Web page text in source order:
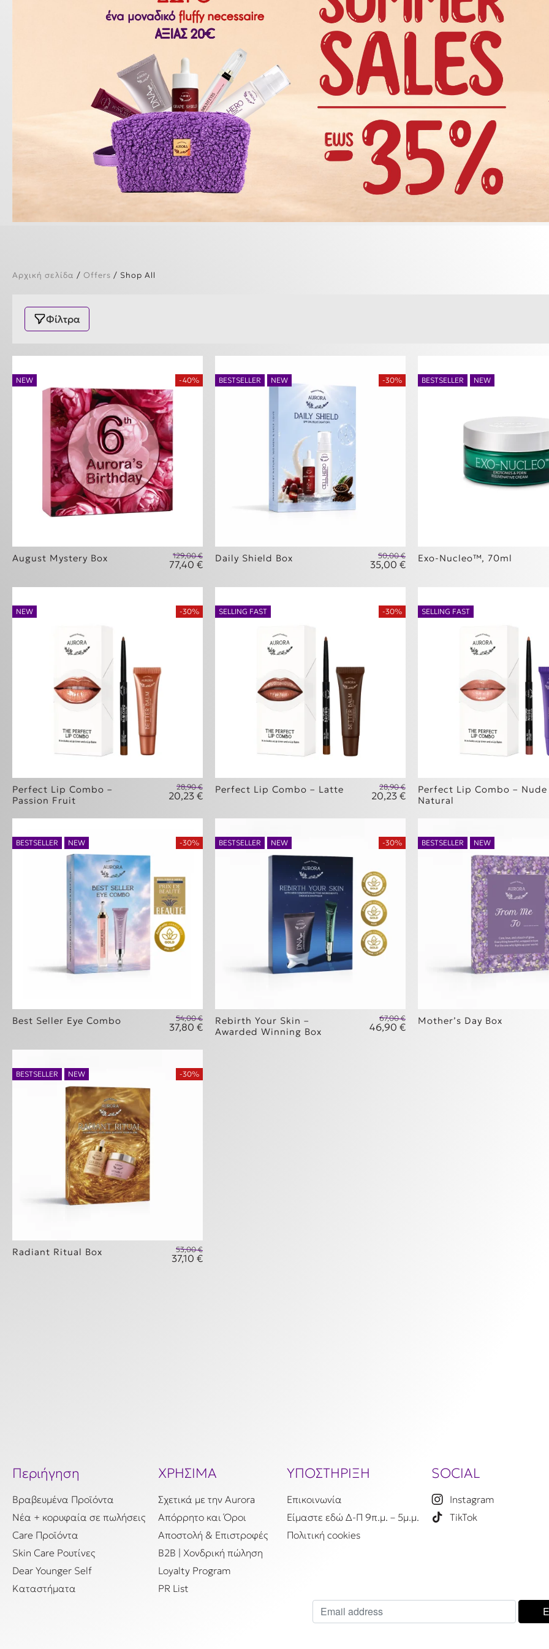
Αρχική σελίδα / Offers / Shop All
Φίλτρα
-40%
NEW
August Mystery Box 129,00€
Original price was: 129,00 €.
77,40 €
-30%
BESTSELLER NEW
Daily Shield Box 50,00€
Original price was: 50,00 €.
35,00 €
BESTSELLER NEW
Exo-Nucleo™, 70ml
-30%
NEW
Perfect Lip Combo –
Passion Fruit
28,90€
Original price was: 28,90 €.
20,23 €
-30%
SELLING FAST
Perfect Lip Combo – Latte 28,90€
Original price was: 28,90 €.
20,23 €
Η τρέχουσα τιμή είναι: 20,23 €.
SELLING FAST
Perfect Lip Combo – Nude
Natural
-30%
BESTSELLER NEW
Best Seller Eye Combo 54,00€
Original price was: 54,00 €.
37,80 €
Η τρέχουσα τιμή είναι: 37,80 €.
-30%
BESTSELLER NEW
Rebirth Your Skin –
Awarded Winning Box
67,00€
Original price was: 67,00 €.
46,90 €
BESTSELLER NEW
Mother’s Day Box
-30%
BESTSELLER NEW
Radiant Ritual Box 53,00€
Original price was: 53,00 €.
37,10 €
Περιήγηση
Βραβευμένα Προϊόντα
Νέα + κορυφαία σε πωλήσεις
Care Προϊόντα
Skin Care Ρουτίνες
Dear Younger Self
Καταστήματα
ΧΡΗΣΙΜΑ
Σχετικά με την Aurora
Απόρρητο και Όροι
Αποστολή & Επιστροφές
B2B | Χονδρική πώληση
Loyalty Program
PR List
ΥΠΟΣΤΗΡΙΞΗ
Επικοινωνία
Είμαστε εδώ Δ-Π 9π.μ. – 5μ.μ.
Πολιτική cookies
SOCIAL
Instagram
TikTok